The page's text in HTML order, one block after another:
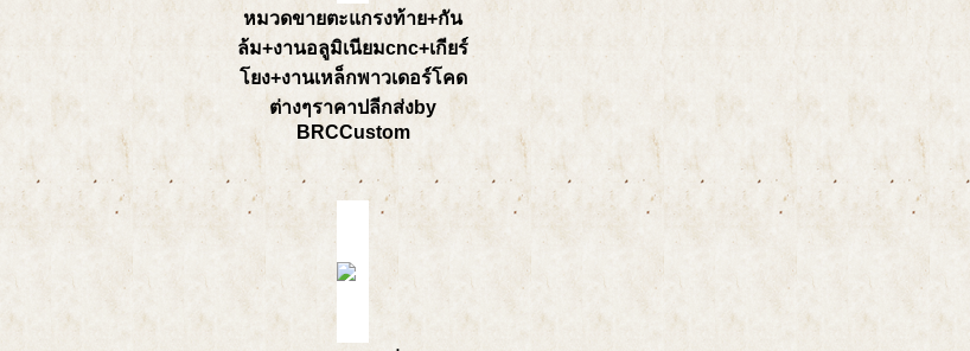
หมวดขายตะแกรงท้าย+กัน
ล้ม+งานอลูมิเนียมcnc+เกียร์
โยง+งานเหล็กพาวเดอร์โคด
ต่างๆราคาปลีกส่งby
BRCCustom